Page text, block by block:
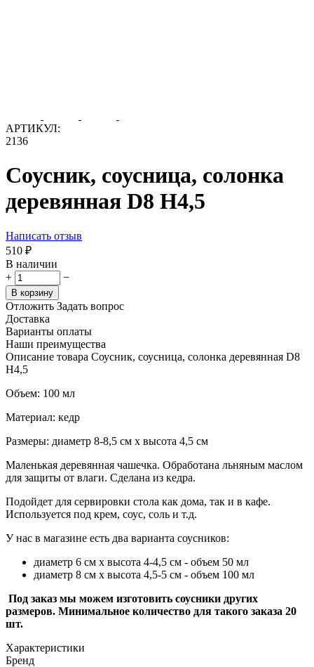
АРТИКУЛ:
2136
Соусник, соусница, солонка
деревянная D8 H4,5
Написать отзыв
‍510‍ ₽
В наличии
+
−
В корзину
Отложить Задать вопрос
Доставка
Варианты оплаты
Наши преимущества
Описание товара Соусник, соусница, солонка деревянная D8
H4,5
Объем: 100 мл
Материал: кедр
Размеры: диаметр 8-8,5 см х высота 4,5 см
Маленькая деревянная чашечка. Обработана льняным маслом
для защиты от влаги. Сделана из кедра.
Подойдет для сервировки стола как дома, так и в кафе.
Используется под крем, соус, соль и т.д.
У нас в магазине есть два варианта соусников:
диаметр 6 см х высота 4-4,5 см - объем 50 мл
диаметр 8 см х высота 4,5-5 см - объем 100 мл
Под заказ мы можем изготовить соусники других
размеров. Минимальное количество для такого заказа 20
шт.
Характеристики
Бренд